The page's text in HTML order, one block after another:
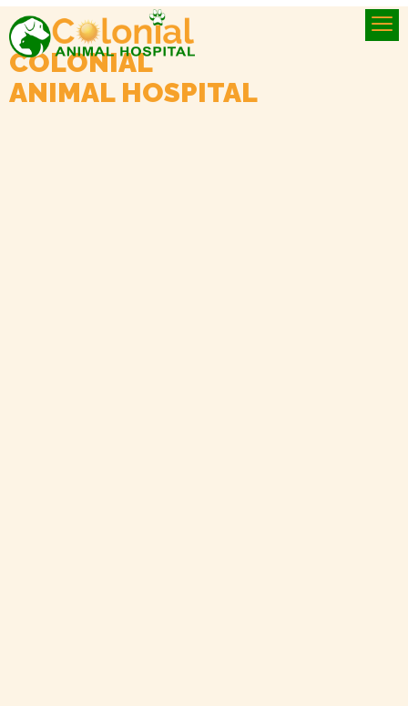
Skip
to
content
COLONIAL
ANIMAL HOSPITAL